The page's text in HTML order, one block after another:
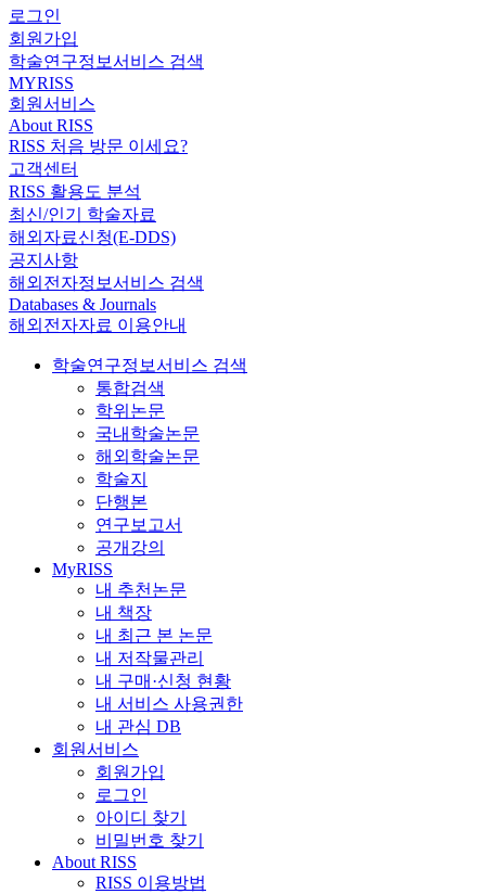
로그인
회원가입
학술연구정보서비스 검색
MYRISS
회원서비스
About RISS
RISS 처음 방문 이세요?
고객센터
RISS 활용도 분석
최신/인기 학술자료
해외자료신청(E-DDS)
공지사항
해외전자정보서비스 검색
Databases & Journals
해외전자자료 이용안내
학술연구정보서비스 검색
통합검색
학위논문
국내학술논문
해외학술논문
학술지
단행본
연구보고서
공개강의
MyRISS
내 추천논문
내 책장
내 최근 본 논문
내 저작물관리
내 구매·신청 현황
내 서비스 사용권한
내 관심 DB
회원서비스
회원가입
로그인
아이디 찾기
비밀번호 찾기
About RISS
RISS 이용방법